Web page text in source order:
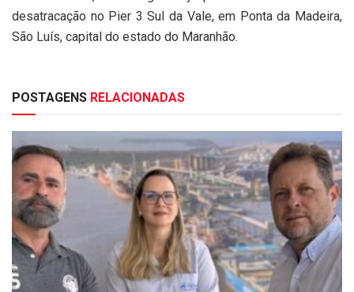
desatracação no Pier 3 Sul da Vale, em Ponta da Madeira,
São Luís, capital do estado do Maranhão.
POSTAGENS RELACIONADAS